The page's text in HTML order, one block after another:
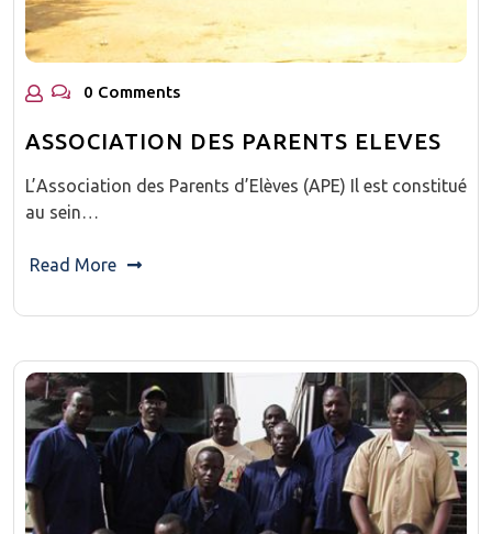
0 Comments
ASSOCIATION DES PARENTS ELEVES
L’Association des Parents d’Elèves (APE) Il est constitué
au sein…
Read More